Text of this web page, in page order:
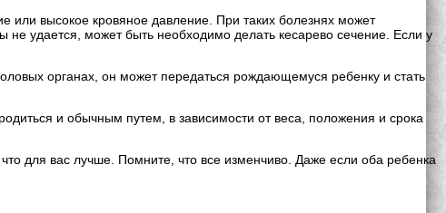
или высокое кровяное давление. При таких болезнях может
не удается, может быть необходимо делать кесарево сечение. Если у
органах, он может передаться рождающемуся ребенку и стать
и обычным путем, в зависимости от веса, положения и срока
для вас лучше. Помните, что все изменчиво. Даже если оба ребенка